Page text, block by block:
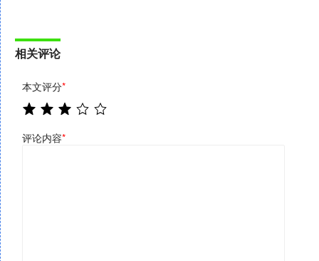
相关评论
本文评分*
评论内容*